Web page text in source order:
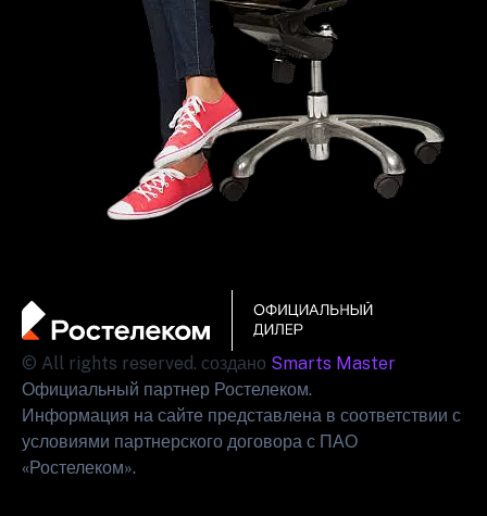
© All rights reserved. создано Smarts Master
Официальный партнер Ростелеком.
Информация на сайте представлена в соответствии с
условиями партнерского договора с ПАО
«Ростелеком».